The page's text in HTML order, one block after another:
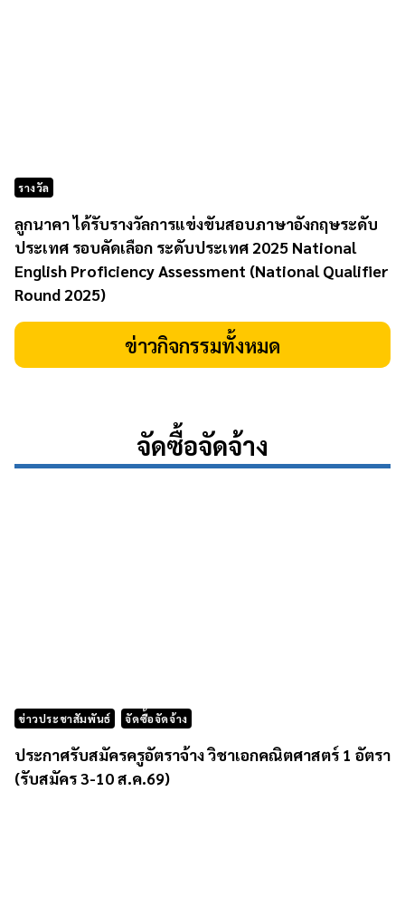
รางวัล
ลูกนาคา ได้รับรางวัลการแข่งขันสอบภาษาอังกฤษระดับ
ประเทศ รอบคัดเลือก ระดับประเทศ 2025 National
English Proficiency Assessment (National Qualifier
Round 2025)
ข่าวกิจกรรมทั้งหมด
จัดซื้อจัดจ้าง
ข่าวประชาสัมพันธ์ จัดซื้อจัดจ้าง
ประกาศรับสมัครครูอัตราจ้าง วิชาเอกคณิตศาสตร์ 1 อัตรา
(รับสมัคร 3-10 ส.ค.69)